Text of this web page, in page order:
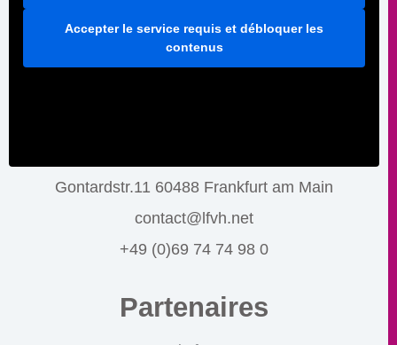
Accepter le service requis et débloquer les
contenus
Gontardstr.11 60488 Frankfurt am Main
contact@lfvh.net
+49 (0)69 74 74 98 0
Partenaires